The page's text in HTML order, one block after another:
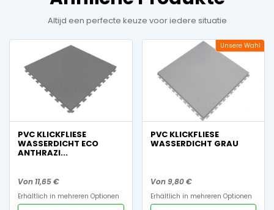
Altijd een perfecte keuze voor iedere situatie
PVC KLICKFLIESE
WASSERDICHT ECO
ANTHRAZI...
Von 11,65 €
Erhältlich in mehreren Optionen
Unsere Wahl
PVC KLICKFLIESE
WASSERDICHT GRAU
Von 9,80 €
Erhältlich in mehreren Optionen